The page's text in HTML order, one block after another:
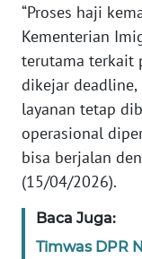
“Proses haji
Kementerian
terutama terkait
dikejar
layanan tetap
operasional
bisa berjalan
(15/04/2026).
Baca Juga:
Timwas DPR
WN
WN
JAKARTA
WN
JABAR
BANTEN